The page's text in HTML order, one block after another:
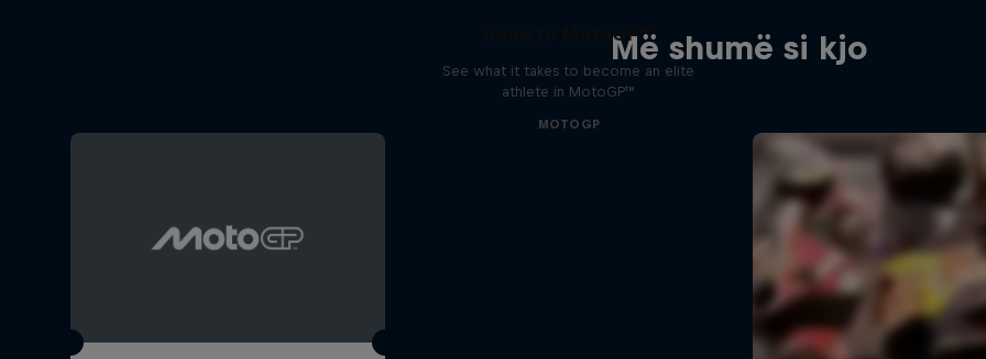
Më shumë si kjo
Road to MotoGP™
See what it takes to become an elite
athlete in MotoGP™
MOTOGP